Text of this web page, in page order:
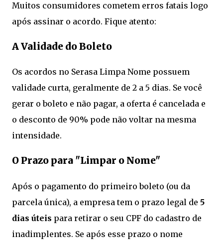
Muitos consumidores cometem erros fatais logo
após assinar o acordo. Fique atento:
A Validade do Boleto
Os acordos no Serasa Limpa Nome possuem
validade curta, geralmente de 2 a 5 dias. Se você
gerar o boleto e não pagar, a oferta é cancelada e
o desconto de 90% pode não voltar na mesma
intensidade.
O Prazo para "Limpar o Nome"
Após o pagamento do primeiro boleto (ou da
parcela única), a empresa tem o prazo legal de 5
dias úteis para retirar o seu CPF do cadastro de
inadimplentes. Se após esse prazo o nome